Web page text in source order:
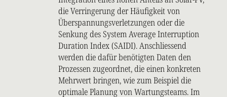
die Verringerung der Häufigkeit von
Überspannungsverletzungen oder die
Senkung des System Average Interruption
Duration Index (SAIDI). Anschliessend
werden die dafür benötigten Daten den
Prozessen zugeordnet, die einen konkreten
Mehrwert bringen, wie zum Beispiel die
optimale Planung von Wartungsteams. Im